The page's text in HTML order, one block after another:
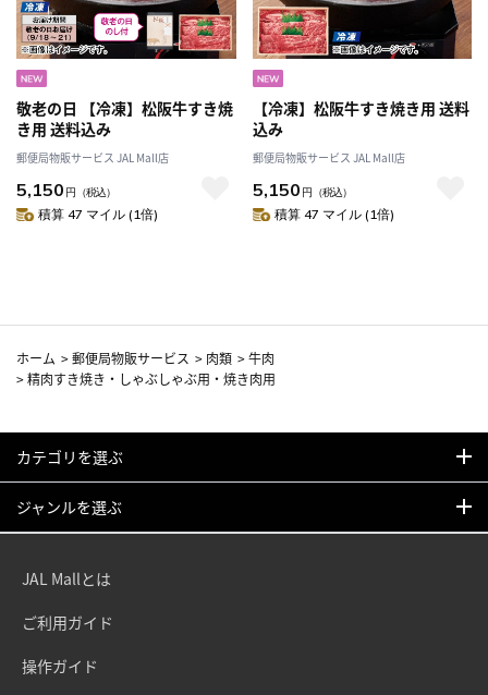
敬老の日 【冷凍】松阪牛すき焼
き用 送料込み
郵便局物販サービス JAL Mall店
5,150 円 （税込）
積算 47 マイル (1倍)
【冷凍】松阪牛すき焼き用 送料
込み
郵便局物販サービス JAL Mall店
5,150 円 （税込）
積算 47 マイル (1倍)
ホーム >郵便局物販サービス > 肉類 >牛肉
>精肉すき焼き・しゃぶしゃぶ用・焼き肉用
カテゴリを選ぶ
ジャンルを選ぶ
JAL Mallとは
ご利用ガイド
操作ガイド